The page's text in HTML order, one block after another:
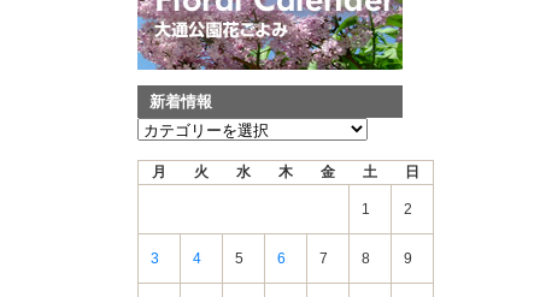
新着情報
新
月 火 水 木 金 土 日
1 2
3 4 5 6 7 8 9